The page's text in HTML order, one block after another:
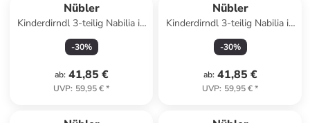
Nübler
Kinderdirndl 3-teilig Nabilia in
Grün
-30%
ab: 41,85 €
UVP: 59,95 €*
Nübler
Kinderdirndl 3-teilig Nabilia in
Weinrot
-30%
ab: 41,85 €
UVP: 59,95 €*